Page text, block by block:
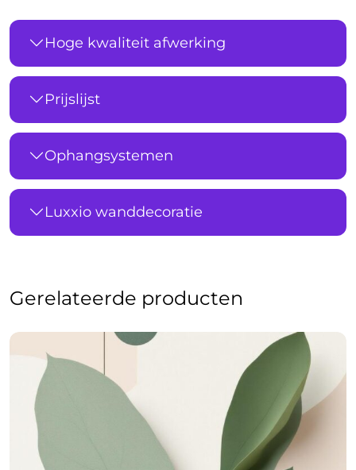
Hoge kwaliteit afwerking
Prijslijst
Ophangsystemen
Luxxio wanddecoratie
Gerelateerde producten